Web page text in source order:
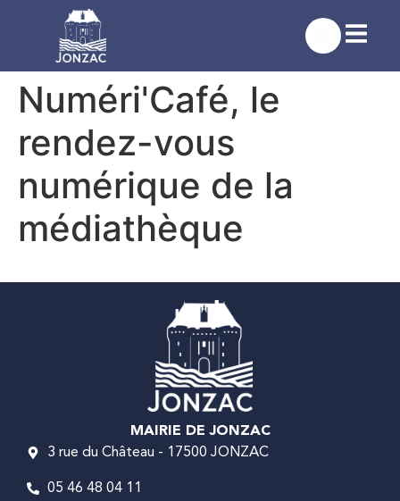
Numéri'Café, le
rendez-vous
numérique de la
médiathèque
MAIRIE DE JONZAC
3 rue du Château - 17500 JONZAC
05 46 48 04 11